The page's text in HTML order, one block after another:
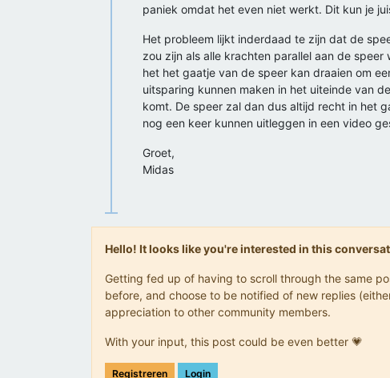
paniek omdat het even niet werkt. Dit kun je
Het probleem lijkt inderdaad te zijn dat de
zou zijn als alle krachten parallel aan de
het het gaatje van de speer kan draaien om
uitsparing kunnen maken in het uiteinde van
komt. De speer zal dan dus altijd recht in het
nog een keer kunnen uitleggen in een video
Groet,
Midas
Hello! It looks like you're interested in this
Getting fed up of having to scroll through the same
before, and choose to be notified of new replies
appreciation to other community members.
With your input, this post could be even better 💗
Registreren Login